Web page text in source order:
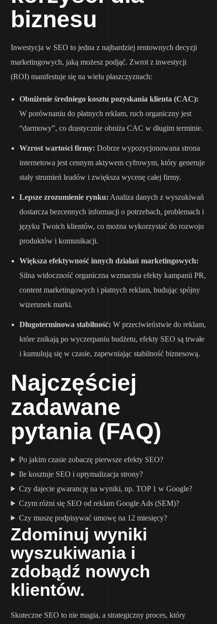
biznesu
Inwestycja w SEO to jedna z najbardziej rentownych decyzji
marketingowych, jaką możesz podjąć. Zwrot z inwestycji
(ROI) manifestuje się na wielu płaszczyznach:
Obniżenie średniego kosztu pozyskania klienta (CAC):
W porównaniu do płatnych reklam, ruch organiczny jest
“darmowy”, co drastycznie obniża CAC w długim terminie.
Wzrost wartości firmy: Dobrze wypozycjonowana strona
internetowa jest cennym aktywem cyfrowym, który generuje
stały strumień leadów i zwiększa wycenę całej firmy.
Lepsze zrozumienie rynku: Analiza danych z wyszukiwań
dostarcza bezcennych informacji o potrzebach, problemach i
języku Twoich klientów, co można wykorzystać do rozwoju
produktów i komunikacji.
Większa efektywność innych działań marketingowych:
Silna widoczność organiczna wzmacnia efekty kampanii PR,
content marketingowych i płatnych reklam, budując spójny
wizerunek marki.
Długoterminowa stabilność: W przeciwieństwie do reklam,
które znikają po wyczerpaniu budżetu, efekty SEO są trwałe
i kumulują się w czasie, zapewniając stabilność biznesową.
Najczęściej
zadawane
pytania (FAQ)
Po jakim czasie zobaczę pierwsze efekty SEO?
Ile kosztuje SEO i optymalizacja strony?
Czy dajecie gwarancję na wyniki, np. TOP 1 w Google?
Czym różni się SEO od reklam Google Ads (SEM)?
Czy muszę podpisywać umowę na 12 miesięcy?
Zdominuj wyniki
wyszukiwania i
zdobądź nowych
klientów.
Skuteczne SEO to nie magia, a strategiczny proces, który